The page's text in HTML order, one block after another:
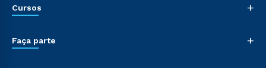
Cursos +
Faça parte +